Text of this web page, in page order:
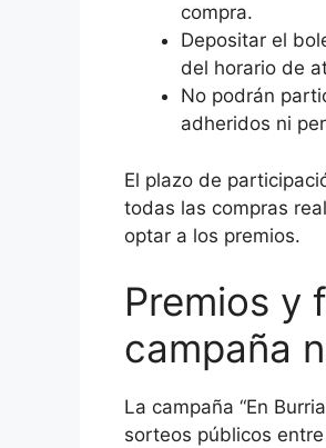
compra.
Depositar el
del horario de
No podrán
adheridos ni
El plazo de
todas las compras
optar a los premios.
Premios y
campaña
La campaña “En
sorteos públicos